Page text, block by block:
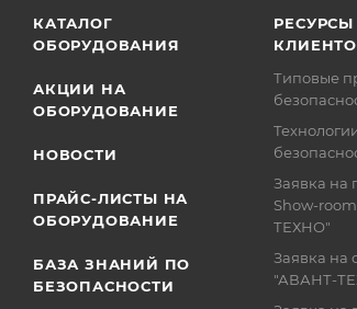
КАТАЛОГ
ОБОРУДОВАНИЯ
АКЦИИ НА
ОБОРУДОВАНИЕ
НОВОСТИ
ПРАЙС-ЛИСТЫ НА
ОБОРУДОВАНИЕ
БАЗА ЗНАНИЙ ПО
БЕЗОПАСНОСТИ
Типовые
Заявка на
Show-
ТЕХНО"
Заявка на
"АВАНТ-